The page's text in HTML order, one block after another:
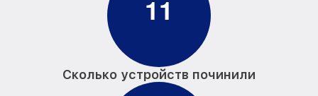
11
Сколько устройств починили